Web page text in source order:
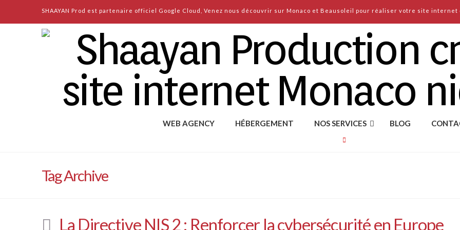
SHAAYAN Prod est partenaire officiel Google Cloud, Venez nous découvrir sur Monaco et Beausoleil pour réaliser votre site
WEB AGENCY HÉBERGEMENT NOS SERVICES BLOG
Tag Archive
La Directive NIS 2 : Renforcer la cybersécurité en Europe